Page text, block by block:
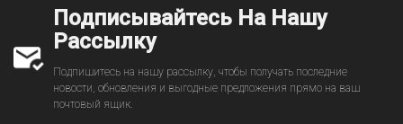
Подписывайтесь На Нашу
Рассылку
Подпишитесь на нашу рассылку, чтобы получать последние
новости, обновления и выгодные предложения прямо на ваш
почтовый ящик.